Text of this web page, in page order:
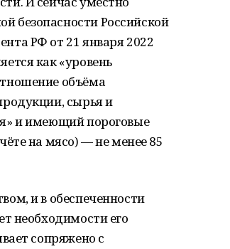
безопасности Российской
РФ от 21 января 2022
как «уровень
объёма
сырья и
и имеющий пороговые
на мясо) — не менее 85
и в обеспеченности
необходимости его
сопряжено с